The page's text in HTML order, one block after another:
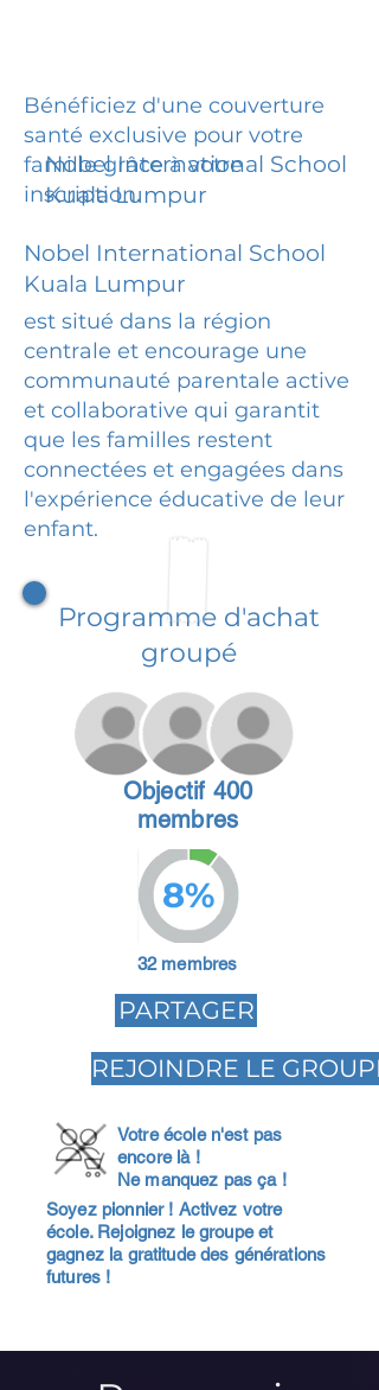
Bénéficiez d'une couverture
santé exclusive pour votre
famille grâce à votre
inscription.
Nobel International School
Kuala Lumpur
Nobel International School
Kuala Lumpur
est situé dans la région
centrale et encourage une
communauté parentale active
et collaborative qui garantit
que les familles restent
connectées et engagées dans
l'expérience éducative de leur
enfant.
Programme d'achat
groupé
Objectif 400
membres
8%
32 membres
PARTAGER
REJOINDRE LE GROUPE
Votre école n'est pas
encore là !
Ne manquez pas ça !
Soyez pionnier ! Activez votre
école. Rejoignez le groupe et
gagnez la gratitude des générations
futures !